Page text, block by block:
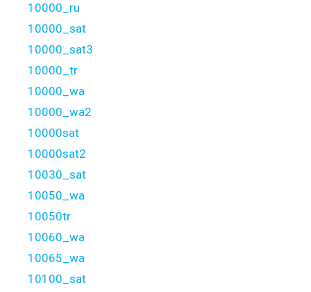
10000_ru
10000_sat
10000_sat3
10000_tr
10000_wa
10000_wa2
10000sat
10000sat2
10030_sat
10050_wa
10050tr
10060_wa
10065_wa
10100_sat